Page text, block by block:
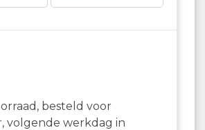
besteld voor
volgende werkdag in